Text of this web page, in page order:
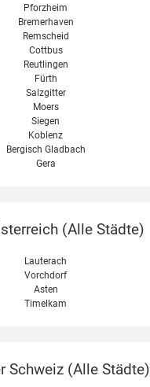
Pforzheim
Bremerhaven
Remscheid
Cottbus
Reutlingen
Fürth
Salzgitter
Moers
Siegen
Koblenz
Bergisch Gladbach
Gera
(Alle Städte)
Lauterach
Vorchdorf
Asten
Timelkam
Schweiz (Alle Städte)